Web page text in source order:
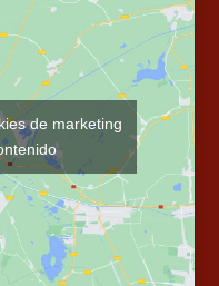
de marketing